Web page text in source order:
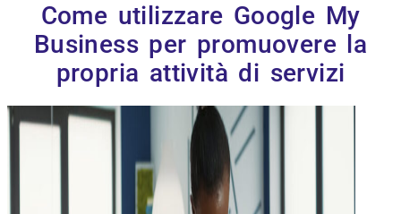
Come utilizzare Google My
Business per promuovere la
propria attività di servizi